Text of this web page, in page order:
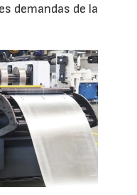
demandas de la